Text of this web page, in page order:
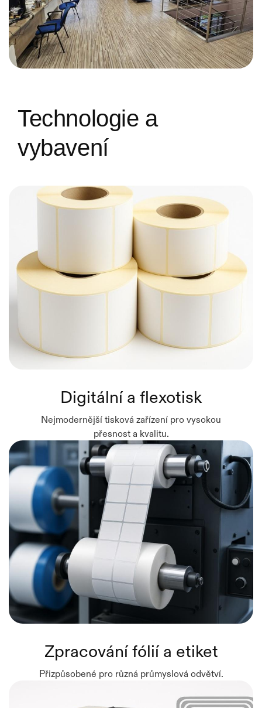
Technologie a
vybavení
Digitální a flexotisk
Nejmodernější tisková zařízení pro vysokou
přesnost a kvalitu.
Zpracování fólií a etiket
Přizpůsobené pro různá průmyslová odvětví.